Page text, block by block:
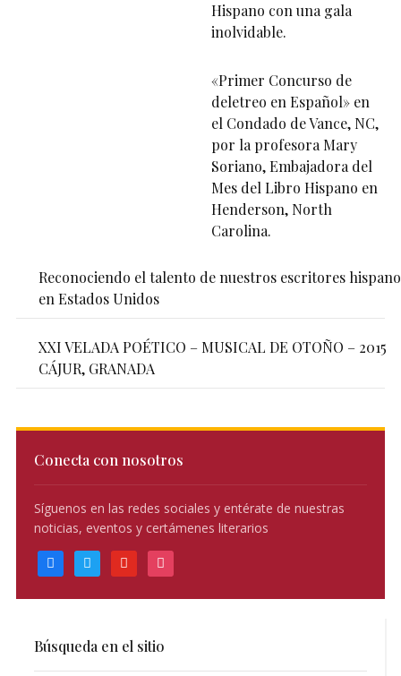
Conecta con nosotros
Síguenos en las redes sociales y entérate de nuestras
noticias, eventos y certámenes literarios
facebooktwitter youtube instagram
Búsqueda en el sitio
Hispano con una gala
inolvidable.
«Primer Concurso de
deletreo en Español» en
el Condado de Vance, NC,
por la profesora Mary
Soriano, Embajadora del
Mes del Libro Hispano en
Henderson, North
Carolina.
Reconociendo el talento de nuestros escritores
en Estados Unidos
XXI VELADA POÉTICO – MUSICAL DE OTOÑO – 2015
CÁJUR, GRANADA